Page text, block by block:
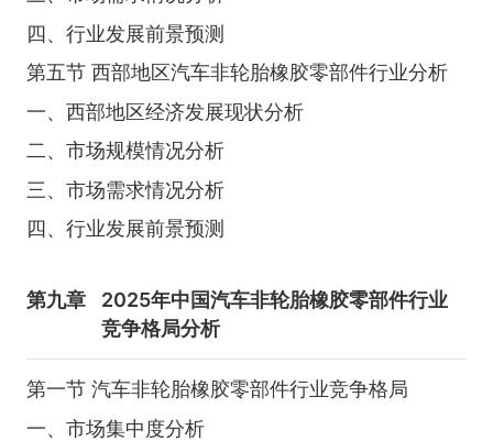
四、行业发展前景预测
第五节 西部地区汽车非轮胎橡胶零部件行业分析
一、西部地区经济发展现状分析
二、市场规模情况分析
三、市场需求情况分析
四、行业发展前景预测
第九章
2025年中国汽车非轮胎橡胶零部件行业
竞争格局分析
第一节 汽车非轮胎橡胶零部件行业竞争格局
一、市场集中度分析